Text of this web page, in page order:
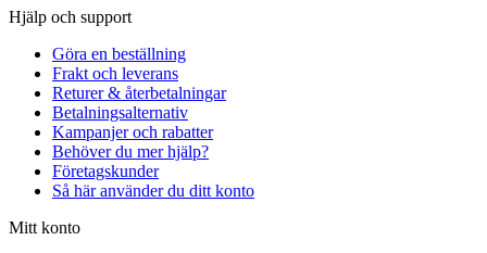
Hjälp och support
Göra en beställning
Frakt och leverans
Returer & återbetalningar
Betalningsalternativ
Kampanjer och rabatter
Behöver du mer hjälp?
Företagskunder
Så här använder du ditt konto
Mitt konto